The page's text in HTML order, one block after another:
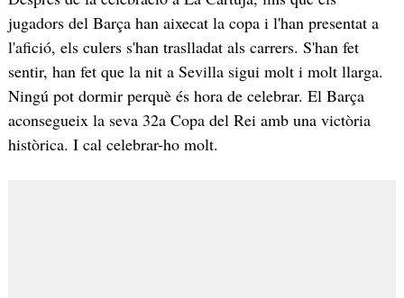
jugadors del Barça han aixecat la copa i l'han presentat a
l'afició, els culers s'han traslladat als carrers. S'han fet
sentir, han fet que la nit a Sevilla sigui molt i molt llarga.
Ningú pot dormir perquè és hora de celebrar. El Barça
aconsegueix la seva 32a Copa del Rei amb una victòria
històrica. I cal celebrar-ho molt.